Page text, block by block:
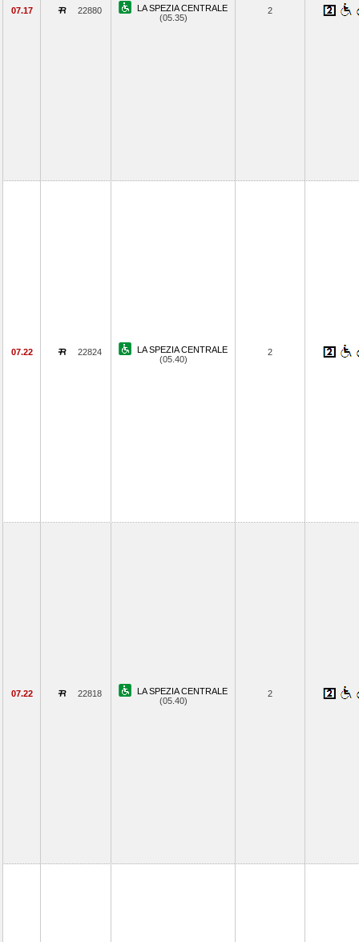
07.17 22880
LA SPEZIA CENTRALE
(05.35)
2
07.22 22824
LA SPEZIA CENTRALE
(05.40)
2
07.22 22818
LA SPEZIA CENTRALE
(05.40)
2